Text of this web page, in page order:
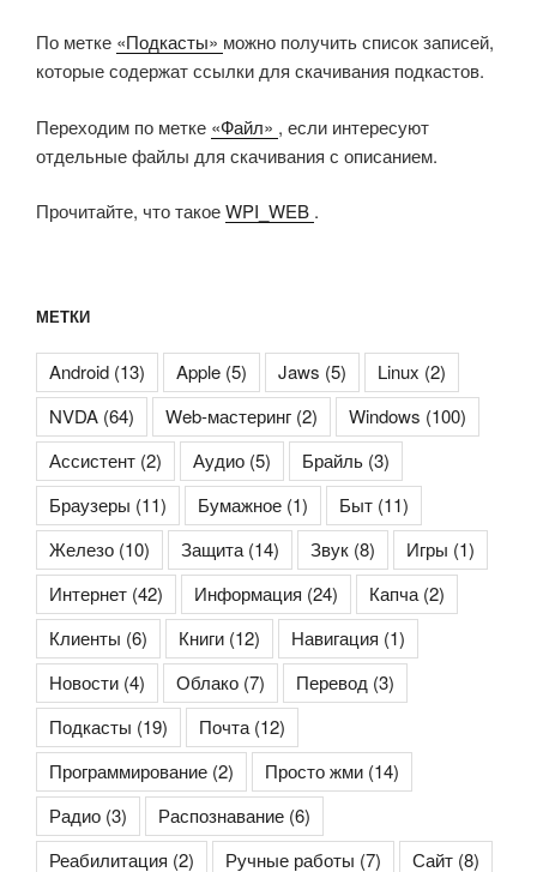
По метке «Подкасты» можно получить список записей,
которые содержат ссылки для скачивания подкастов.
Переходим по метке «Файл» , если интересуют
отдельные файлы для скачивания с описанием.
Прочитайте, что такоеWPI_WEB .
МЕТКИ
Android (13) Apple (5) Jaws (5) Linux (2)
NVDA (64) Web-мастеринг (2) Windows (100)
Ассистент (2) Аудио (5) Брайль (3)
Браузеры (11) Бумажное (1) Быт (11)
Железо (10) Защита (14) Звук (8) Игры (1)
Интернет (42) Информация (24) Капча (2)
Клиенты (6) Книги (12) Навигация (1)
Новости (4) Облако (7) Перевод (3)
Подкасты (19) Почта (12)
Программирование (2) Просто жми (14)
Радио (3) Распознавание (6)
Реабилитация (2) Ручные работы (7) Сайт (8)